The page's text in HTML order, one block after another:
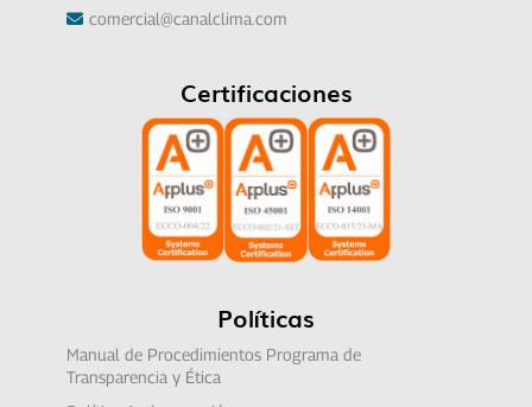
comercial@canalclima.com
Certificaciones
Políticas
Manual de Procedimientos Programa de
Transparencia y Ética